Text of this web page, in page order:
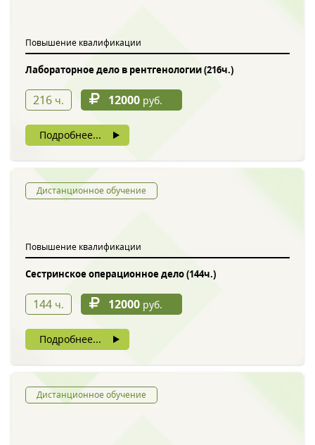
Повышение квалификации
Лабораторное дело в рентгенологии (216ч.)
216 ч. 12000 руб.
Подробнее...
Дистанционное обучение
Повышение квалификации
Сестринское операционное дело (144ч.)
144 ч. 12000 руб.
Подробнее...
Дистанционное обучение